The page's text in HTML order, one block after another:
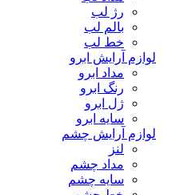
رژ لب
بالم لب
خط لب
لوازم آرایش ابرو
مداد ابرو
رنگ ابرو
ژل ابرو
سایه ابرو
لوازم آرایش چشم
لنز
مداد چشم
سایه چشم